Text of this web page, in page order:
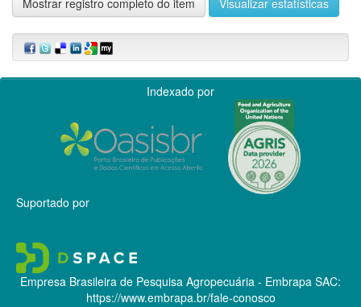
Indexado por
Suportado por
Empresa Brasileira de Pesquisa Agropecuária - Embrapa SAC:
https://www.embrapa.br/fale-conosco